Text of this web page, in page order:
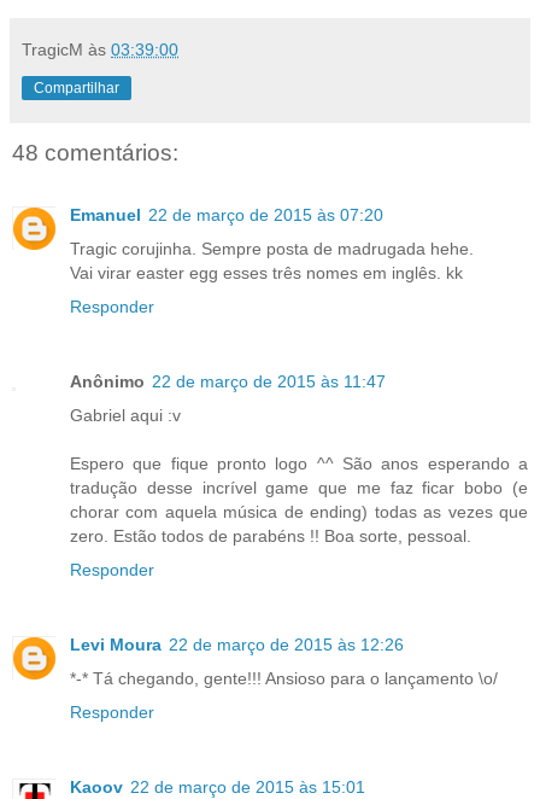
TragicM às 03:39:00
Compartilhar
48 comentários:
Emanuel 22 de março de 2015 às 07:20
Tragic corujinha. Sempre posta de madrugada hehe.
Vai virar easter egg esses três nomes em inglês. kk
Responder
Anônimo 22 de março de 2015 às 11:47
Gabriel aqui :v
Espero que fique pronto logo ^^ São anos esperando a
tradução desse incrível game que me faz ficar bobo (e
chorar com aquela música de ending) todas as vezes que
zero. Estão todos de parabéns !! Boa sorte, pessoal.
Responder
Levi Moura 22 de março de 2015 às 12:26
*-* Tá chegando, gente!!! Ansioso para o lançamento \o/
Responder
Kaoov 22 de março de 2015 às 15:01